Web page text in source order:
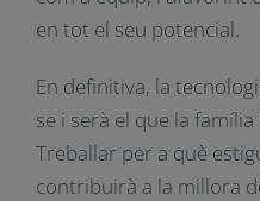
cada vegada més
seves eines faciliten la
d’informació entre tots
comunitat educativa,
alumnat… afavorint un
eficaç de l’evolució i